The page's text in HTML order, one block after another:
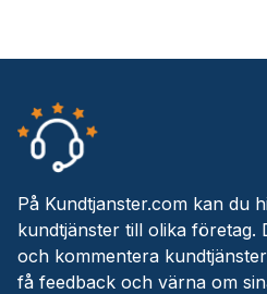
På Kundtjanster.com kan du
kundtjänster till olika företag.
och kommentera
få feedback och värna om